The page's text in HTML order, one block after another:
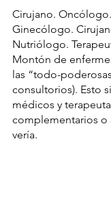
Cirujano.
Ginecólogo.
Nutriólogo.
Montón de
las “todo-
consultorios). Esto
médicos y
complementarios o
vería.